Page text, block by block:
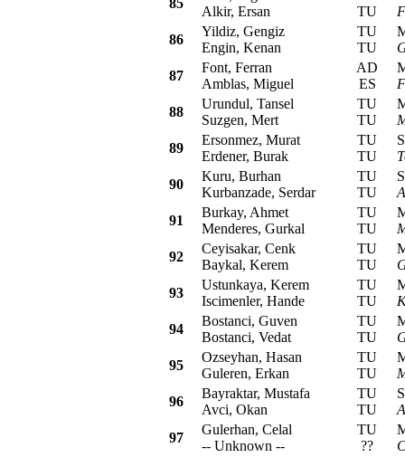
85
Alkir, Ersan
TU
86
Yildiz, Gengiz
Engin, Kenan
TU
TU
87
Font, Ferran
Amblas, Miguel
AD
ES
88
Urundul, Tansel
Suzgen, Mert
TU
TU
89
Ersonmez, Murat
Erdener, Burak
TU
TU
90
Kuru, Burhan
Kurbanzade, Serdar
TU
TU
91
Burkay, Ahmet
Menderes, Gurkal
TU
TU
92
Ceyisakar, Cenk
Baykal, Kerem
TU
TU
93
Ustunkaya, Kerem
Iscimenler, Hande
TU
TU
94
Bostanci, Guven
Bostanci, Vedat
TU
TU
95
Ozseyhan, Hasan
Guleren, Erkan
TU
TU
96
Bayraktar, Mustafa
Avci, Okan
TU
TU
97
Gulerhan, Celal
-- Unknown --
TU
??